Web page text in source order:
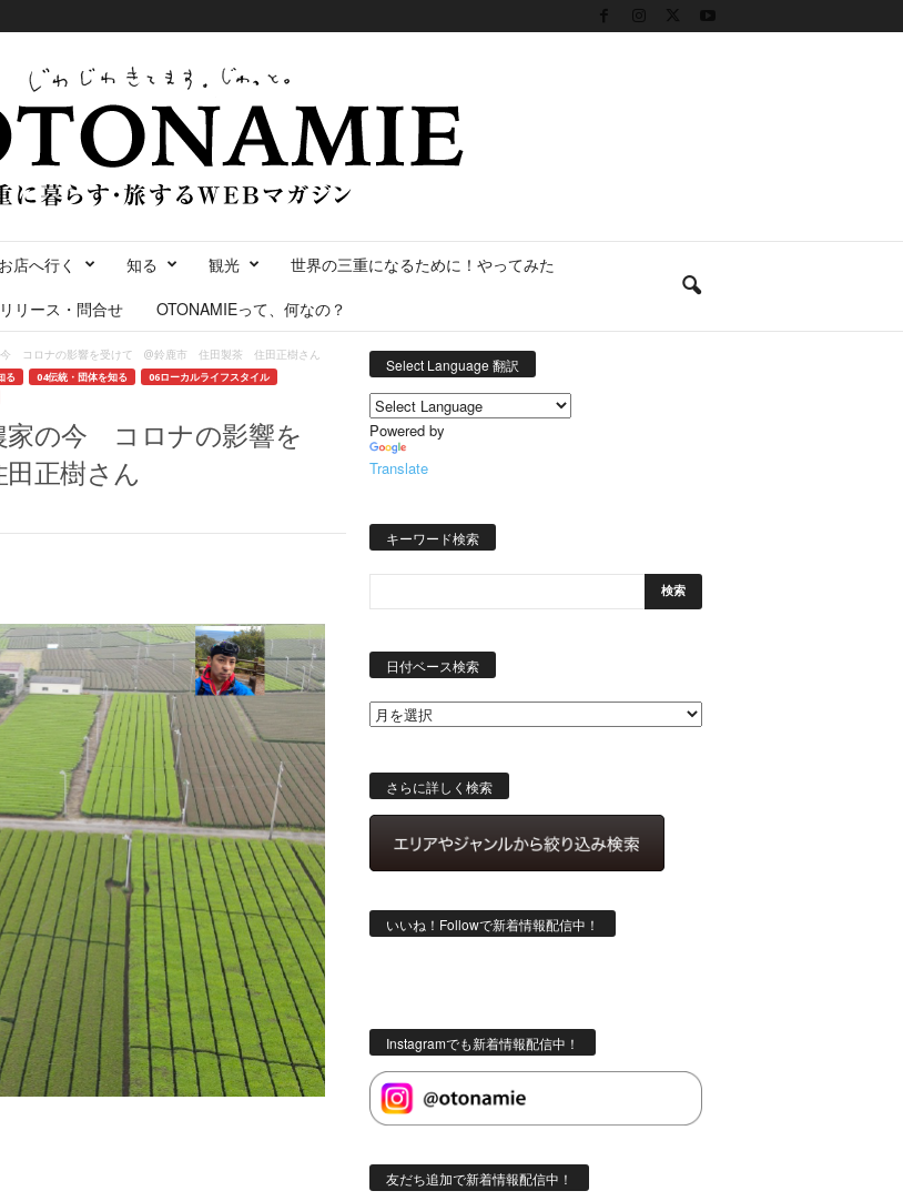
お店へ行く 知る 観光
世界の三重になるために！やってみた
リース・問合せ OTONAMIEって、何なの？
今 コロナの影響を受けて @鈴鹿市 住田製茶 住田正樹さん
る 04伝統・団体を知る
06ローカルライフスタイル
家の今 コロナの影響を
正樹さん
Select Language 翻訳
Powered by
Translate
キーワード検索
日付ベース検索
ス
索
さらに詳しく検索
いいね！Followで新着情報配信中！
Instagramでも新着情報配信中！
友だち追加で新着情報配信中！